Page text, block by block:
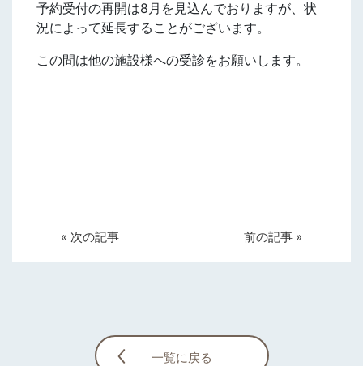
予約受付の再開は8月を見込んでおりますが、状
況によって延長することがございます。
この間は他の施設様への受診をお願いします。
« 次の記事 前の記事 »
一覧に戻る